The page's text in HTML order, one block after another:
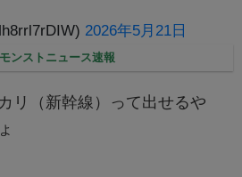
2026年5月21日
ンストニュース速報
リ（新幹線）って出せるや